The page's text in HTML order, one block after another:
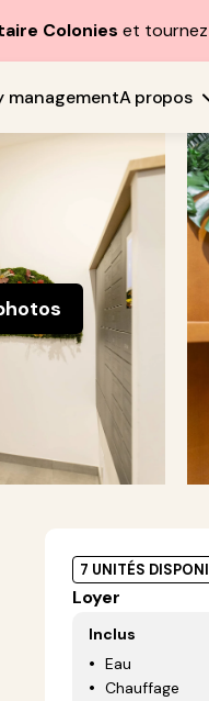
Colonies et tournez
managementA propos
7 UNITÉS
Loyer
Inclus
Eau
Chauffage